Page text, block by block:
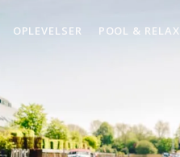
OPLEVELSER POOL & RELAX